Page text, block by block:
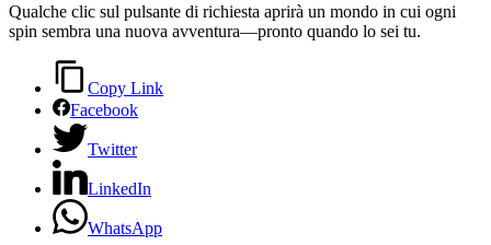
Qualche clic sul pulsante di richiesta aprirà un mondo in cui ogni
spin sembra una nuova avventura—pronto quando lo sei tu.
Copy Link
Facebook
Twitter
LinkedIn
WhatsApp